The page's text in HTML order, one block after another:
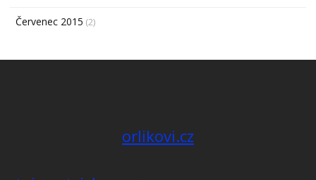
Červenec 2015 (2)
orlikovi.cz